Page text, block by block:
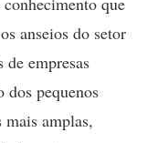
anseios do setor
empresas
dos pequenos
mais amplas,